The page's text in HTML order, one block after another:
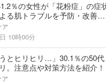
％の女性が「花粉症」の症
る肌トラブルを予防・改善す
ア
10時00分
うとヒリヒリ…」30.1％の50代
。注意点や対策方法を紹介！
ア